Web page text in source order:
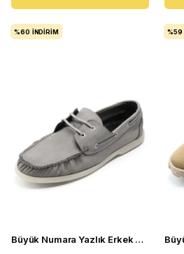
Büyük Numara Yazlık Erkek Ayakkabısı Utkan001 gri
%60 İNDIRIM %59